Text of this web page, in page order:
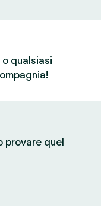
qualsiasi
provare quel